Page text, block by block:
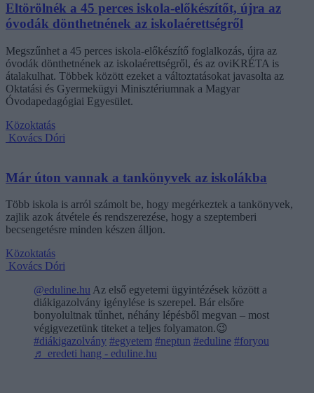
Eltörölnék a 45 perces iskola-előkészítőt, újra az
óvodák dönthetnének az iskolaérettségről
Megszűnhet a 45 perces iskola-előkészítő foglalkozás, újra az
óvodák dönthetnének az iskolaérettségről, és az oviKRÉTA is
átalakulhat. Többek között ezeket a változtatásokat javasolta az
Oktatási és Gyermekügyi Minisztériumnak a Magyar
Óvodapedagógiai Egyesület.
Közoktatás
Kovács Dóri
Már úton vannak a tankönyvek az iskolákba
Több iskola is arról számolt be, hogy megérkeztek a tankönyvek,
zajlik azok átvétele és rendszerezése, hogy a szeptemberi
becsengetésre minden készen álljon.
Közoktatás
Kovács Dóri
@eduline.hu Az első egyetemi ügyintézések között a
diákigazolvány igénylése is szerepel. Bár elsőre
bonyolultnak tűnhet, néhány lépésből megvan – most
végigvezetünk titeket a teljes folyamaton.😉
#diákigazolvány #egyetem #neptun #eduline #foryou
♬ eredeti hang - eduline.hu